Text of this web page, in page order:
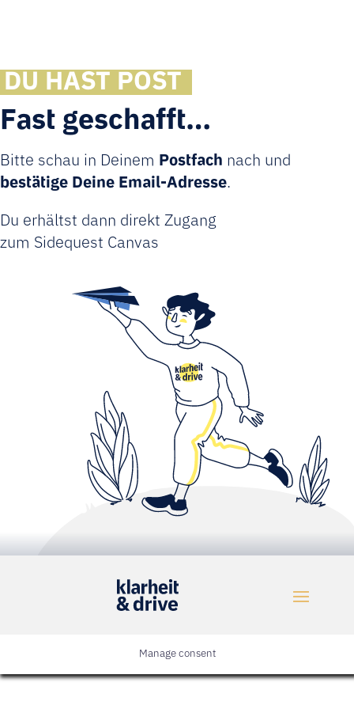
DU HAST POST
Fast geschafft…
Bit­te schau in Dei­nem Post­fach nach und
bestä­ti­ge Dei­ne Email-Adres­se.
Du erhältst dann direkt Zugang
zum Side­quest Canvas
Manage consent